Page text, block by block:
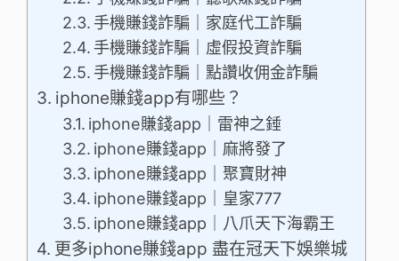
手機賺錢詐騙｜家庭代工詐騙
手機賺錢詐騙｜虛假投資詐騙
手機賺錢詐騙｜點讚收佣金詐騙
iphone賺錢app有哪些？
iphone賺錢app｜雷神之錘
iphone賺錢app｜麻將發了
iphone賺錢app｜聚寶財神
iphone賺錢app｜皇家777
iphone賺錢app｜八爪天下海霸王
更多iphone賺錢app 盡在冠天下娛樂城